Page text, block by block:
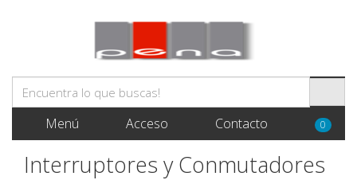
Menú Acceso Contacto 0
Interruptores y Conmutadores